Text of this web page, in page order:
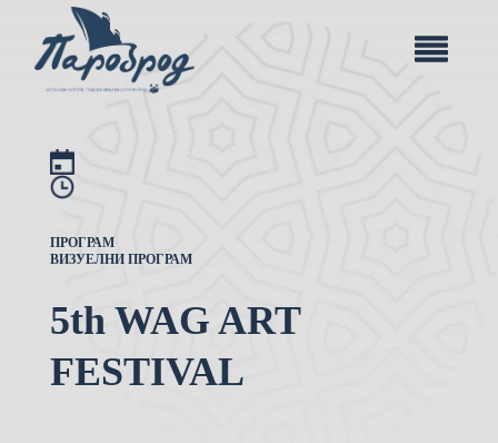
ПРОГРАМ
ВИЗУЕЛНИ ПРОГРАМ
5th WAG ART
FESTIVAL